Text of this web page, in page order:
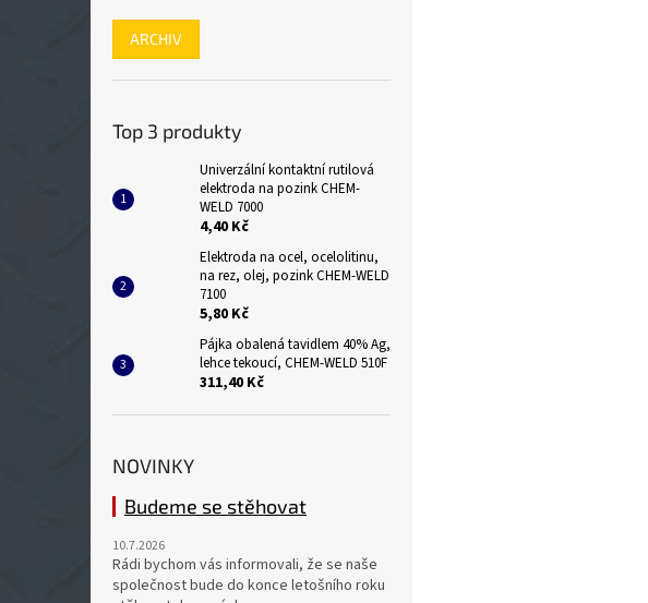
ARCHIV
Top 3 produkty
Univerzální kontaktní rutilová
elektroda na pozink CHEM-
WELD 7000
4,40 Kč
Elektroda na ocel, ocelolitinu,
na rez, olej, pozink CHEM-WELD
7100
5,80 Kč
Pájka obalená tavidlem 40% Ag,
lehce tekoucí, CHEM-WELD 510F
311,40 Kč
NOVINKY
Budeme se stěhovat
10.7.2026
Rádi bychom vás informovali, že se naše
společnost bude do konce letošního roku